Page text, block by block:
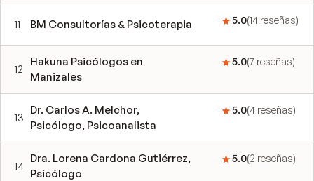
11 BM Consultorías & Psicoterapia 5.0(14 reseñas)
12
Hakuna Psicólogos en
Manizales
5.0(7 reseñas)
13
Dr. Carlos A. Melchor,
Psicólogo, Psicoanalista
5.0(4 reseñas)
14
Dra. Lorena Cardona Gutiérrez,
Psicólogo
5.0(2 reseñas)